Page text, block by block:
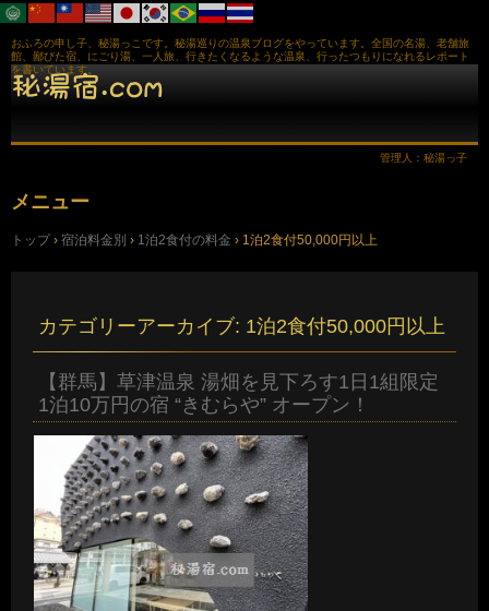
おふろの申し子、秘湯っこです。秘湯巡りの温泉ブログをやっています。全国の名湯、老舗旅
館、鄙びた宿、にごり湯、一人旅、行きたくなるような温泉、行ったつもりになれるレポート
を書いています。
管理人：秘湯っ子
メニュー
ン
トップ › 宿泊料金別 › 1泊2食付の料金 › 1泊2食付50,000円以上
カテゴリーアーカイブ: 1泊2食付50,000円以上
【群馬】草津温泉 湯畑を見下ろす1日1組限定
1泊10万円の宿 “きむらや” オープン！